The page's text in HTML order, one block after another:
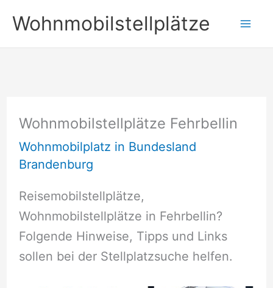
Inhalt
springen
Wohnmobilstellplätze
Wohnmobilstellplätze Fehrbellin
Wohnmobilplatz in Bundesland
Brandenburg
Reisemobilstellplätze,
Wohnmobilstellplätze in Fehrbellin?
Folgende Hinweise, Tipps und Links
sollen bei der Stellplatzsuche helfen.